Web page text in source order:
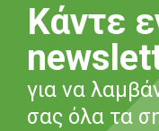
Κάντε
για να
σας όλα τα